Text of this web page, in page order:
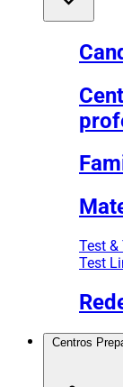
Test &
Test